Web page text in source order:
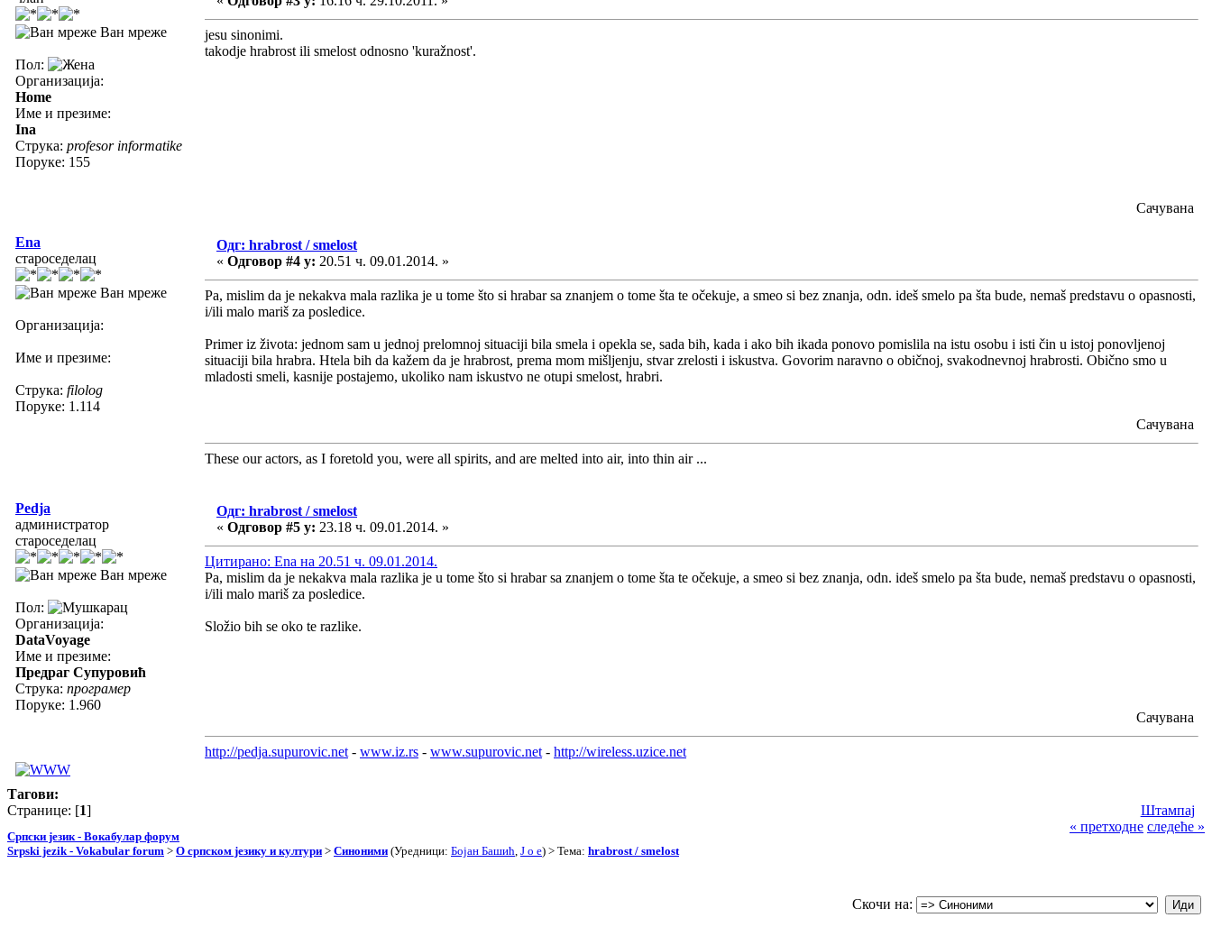
Ван мреже
Пол:
Организација:
Home
Име и презиме:
Ina
Струка: profesor informatike
Поруке: 155
jesu sinonimi.
takodje hrabrost ili smelost odnosno 'kuražnost'.
Сачувана
Ena
староседелац
Ван мреже
Организација:
Име и презиме:
Струка: filolog
Поруке: 1.114
Одг: hrabrost / smelost
« Одговор #4 у: 20.51 ч. 09.01.2014. »
Pa, mislim da je nekakva mala razlika je u tome što si hrabar sa znanjem o tome šta te očekuje, a smeo si bez znanja, odn. ideš smelo pa šta bude, nemaš predstavu o opasnosti,
i/ili malo mariš za posledice.
Primer iz života: jednom sam u jednoj prelomnoj situaciji bila smela i opekla se, sada bih, kada i ako bih ikada ponovo pomislila na istu osobu i isti čin u istoj ponovljenoj
situaciji bila hrabra. Htela bih da kažem da je hrabrost, prema mom mišljenju, stvar zrelosti i iskustva. Govorim naravno o običnoj, svakodnevnoj hrabrosti. Obično smo u
mladosti smeli, kasnije postajemo, ukoliko nam iskustvo ne otupi smelost, hrabri.
Сачувана
These our actors, as I foretold you, were all spirits, and are melted into air, into thin air ...
Pedja
администратор
староседелац
Ван мреже
Пол:
Организација:
DataVoyage
Име и презиме:
Предраг Супуровић
Струка: програмер
Поруке: 1.960
Одг: hrabrost / smelost
« Одговор #5 у: 23.18 ч. 09.01.2014. »
Цитирано: Ena на 20.51 ч. 09.01.2014.
Pa, mislim da je nekakva mala razlika je u tome što si hrabar sa znanjem o tome šta te očekuje, a smeo si bez znanja, odn. ideš smelo pa šta bude, nemaš predstavu o opasnosti,
i/ili malo mariš za posledice.
Složio bih se oko te razlike.
Сачувана
http://pedja.supurovic.net - www.iz.rs - www.supurovic.net - http://wireless.uzice.net
Тагови:
Странице: [1] Штампај
Српски језик - Вокабулар форум
Srpski jezik - Vokabular forum > О српском језику и култури > Синоними (Уредници: Бојан Башић, J o e) > Тема: hrabrost / smelost
« претходне следеће »
Скочи на: